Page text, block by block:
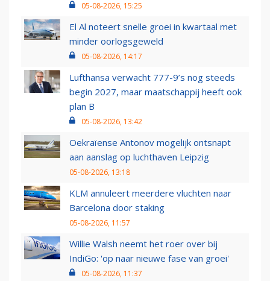
05-08-2026, 15:25
El Al noteert snelle groei in kwartaal met
minder oorlogsgeweld
05-08-2026, 14:17
Lufthansa verwacht 777-9’s nog steeds
begin 2027, maar maatschappij heeft ook
plan B
05-08-2026, 13:42
Oekraïense Antonov mogelijk ontsnapt
aan aanslag op luchthaven Leipzig
05-08-2026, 13:18
KLM annuleert meerdere vluchten naar
Barcelona door staking
05-08-2026, 11:57
Willie Walsh neemt het roer over bij
IndiGo: 'op naar nieuwe fase van groei'
05-08-2026, 11:37